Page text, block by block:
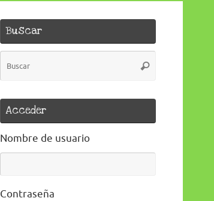
Buscar
Buscar
Acceder
Nombre de usuario
Contraseña